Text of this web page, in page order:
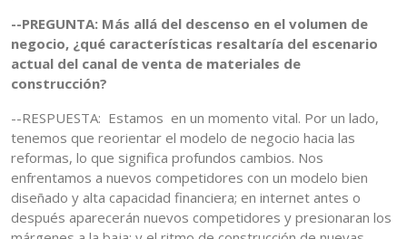
--PREGUNTA: Más allá del descenso en el volumen de
negocio, ¿qué características resaltaría del escenario
actual del canal de venta de materiales de
construcción?
--RESPUESTA: Estamos en un momento vital. Por un lado,
tenemos que reorientar el modelo de negocio hacia las
reformas, lo que significa profundos cambios. Nos
enfrentamos a nuevos competidores con un modelo bien
diseñado y alta capacidad financiera; en internet antes o
después aparecerán nuevos competidores y presionaran los